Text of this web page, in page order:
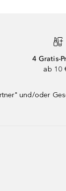
4 Gratis-
ab 10
und/oder